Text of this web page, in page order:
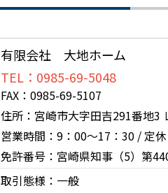
有限会社 大地ホーム
TEL：0985-69-5048
FAX：0985-69-5107
住所：宮崎市大字田吉291番地3
営業時間：9：00～17：30 / 定
免許番号：宮崎県知事（5）第
取引態様：一般